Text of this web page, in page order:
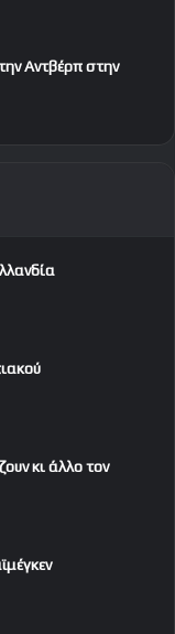
Αντβέρπ στην
κι άλλο τον